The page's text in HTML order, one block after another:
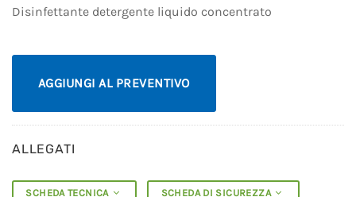
Disinfettante detergente liquido concentrato
AGGIUNGI AL PREVENTIVO
ALLEGATI
SCHEDA TECNICA SCHEDA DI SICUREZZA